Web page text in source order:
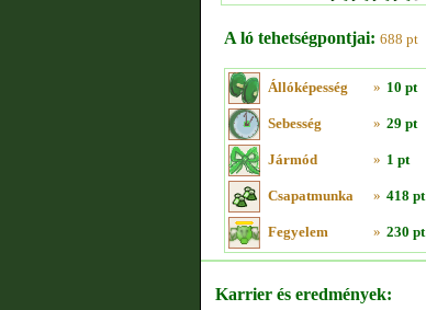
A ló tehetségpontjai: 688 pt
Állóképesség » 10 pt
Sebesség » 29 pt
Jármód » 1 pt
Csapatmunka » 418 pt
Fegyelem » 230 pt
Karrier és eredmények: